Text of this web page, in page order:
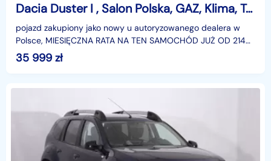
Dacia Duster I , Salon Polska, GAZ, Klima, Tempomat, Parktronic
pojazd zakupiony jako nowy u autoryzowanego dealera w
Polsce, MIESIĘCZNA RATA NA TEN SAMOCHÓD JUŻ OD 214
PLN*Podana w ogłoszeniu lokalizacja pojazdu jest aktua
35 999 zł